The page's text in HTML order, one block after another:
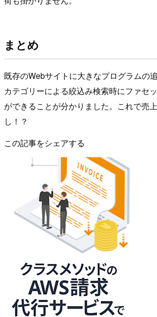
まとめ
既存のWebサイトに大きなプログラムの
カテゴリーによる絞込み検索時にファセ
ができることが分かりました。これで売
し！？
この記事をシェアする